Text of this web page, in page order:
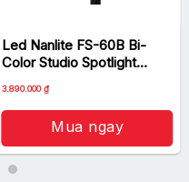
Led Nanlite FS-60B Bi-
Color Studio Spotlight
Giá
là:
4.290.000 ₫.
3.890.000₫Giá
hiện
tại
là:
3.890.000 ₫.
Mua ngay